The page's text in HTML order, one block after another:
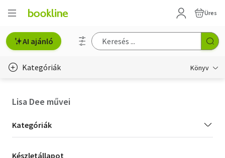
Üres
AI ajánló
Kategóriák Könyv
Hobbi, szabadidő
Lisa Dee művei
Kategória
szűrés
Kategóriák
Készletállapot
Készletállapot